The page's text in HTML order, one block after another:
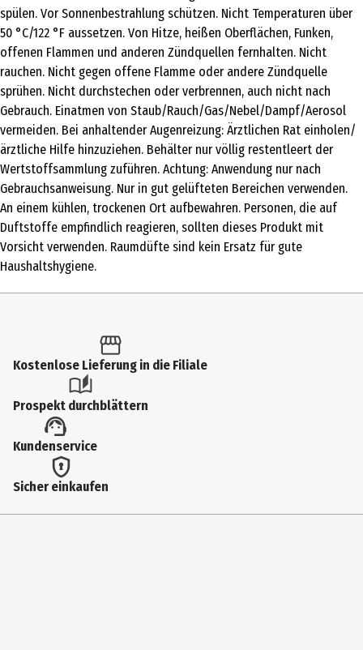
drücken.
Nutzungshinweis
Achtung: Anwendung nur nach Gebrauchsanweisung. Nur in gut
gelüfteten Bereichen verwenden. An einem kühlen, trockenen Ort
aufbewahren. Personen, die auf Duftstoffe empfindlich reagieren,
sollten dieses Produkt mit Vorsicht verwenden. Raumdüfte sind
kein Ersatz für gute Haushaltshygiene.
Hersteller
SC Johnson GmbH
Herstelleradresse
Postfach 1328 DE-40673 Erkrath
Kontaktmöglichkeit
spülen. Vor Sonnenbestrahlung schützen. Nicht Temperaturen über
50 °C/122 °F aussetzen. Von Hitze, heißen Oberflächen, Funken,
offenen Flammen und anderen Zündquellen fernhalten. Nicht
rauchen. Nicht gegen offene Flamme oder andere Zündquelle
sprühen. Nicht durchstechen oder verbrennen, auch nicht nach
Gebrauch. Einatmen von Staub/Rauch/Gas/Nebel/Dampf/Aerosol
vermeiden. Bei anhaltender Augenreizung: Ärztlichen Rat einholen/
ärztliche Hilfe hinzuziehen. Behälter nur völlig restentleert der
Wertstoffsammlung zuführen. Achtung: Anwendung nur nach
Gebrauchsanweisung. Nur in gut gelüfteten Bereichen verwenden.
An einem kühlen, trockenen Ort aufbewahren. Personen, die auf
Duftstoffe empfindlich reagieren, sollten dieses Produkt mit
Vorsicht verwenden. Raumdüfte sind kein Ersatz für gute
Haushaltshygiene.
Kostenlose Lieferung in die Filiale
Prospekt durchblättern
Kundenservice
Sicher einkaufen